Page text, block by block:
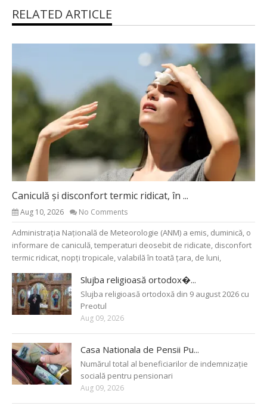
RELATED ARTICLE
Caniculă și disconfort termic ridicat, în ...
Aug 10, 2026 No Comments
Administrația Națională de Meteorologie (ANM) a emis, duminică, o
informare de caniculă, temperaturi deosebit de ridicate, disconfort
termic ridicat, nopți tropicale, valabilă în toată țara, de luni,
Slujba religioasă ortodox�...
Slujba religioasă ortodoxă din 9 august 2026 cu
Preotul
Aug 09, 2026
Casa Nationala de Pensii Pu...
Numărul total al beneficiarilor de indemnizație
socială pentru pensionari
Aug 09, 2026